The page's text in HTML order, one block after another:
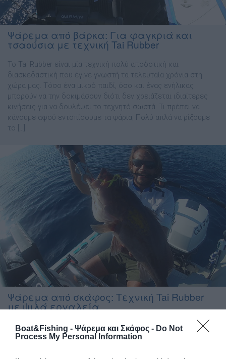
Boat&Fishing - Ψάρεμα και Σκάφος - Do Not
Process My Personal Information
Ψάρεμα από βάρκα: Για φαγκριά και
τσαούσια με τεχνική Tai Rubber
Το Tai Rubber είναι µία τεχνική πολύ αποδοτική και
διασκεδαστική που έγινε γνωστή τα τελευταία χρόνια στη
χώρα µας. Τόσο ένα µικρό παιδί, όσο και ένας ενήλικας
μπορούν να την δοκιμάσουν διότι δεν χρειάζεται ιδιαίτερες
κινήσεις για να δουλέψει το τεχνητό σωστά. Τι πρέπει να
κάνουµε αφού εντοπίσουµε τα ψάρια; Πολύ απλά να ρίξουµε
το […]
Ψάρεμα από σκάφος: Τεχνική Tai Rubber
με ψιλά εργαλεία
Μία τεχνική σχετικά νέα στα ελληνικά νερά, αλλά πολύ
αποτελεσµατική και χωρίς µεγάλες απαιτήσεις σε